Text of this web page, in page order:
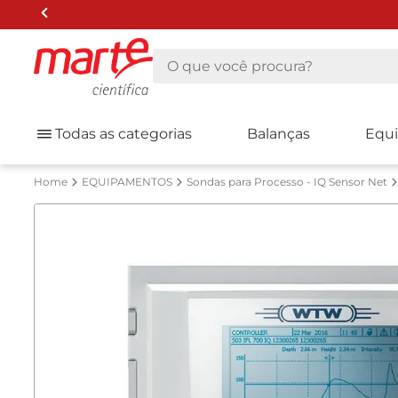
O que você procura?
Todas as categorias Balanças
EQUIPAMENTOS Sondas para Processo - IQ Sensor Net